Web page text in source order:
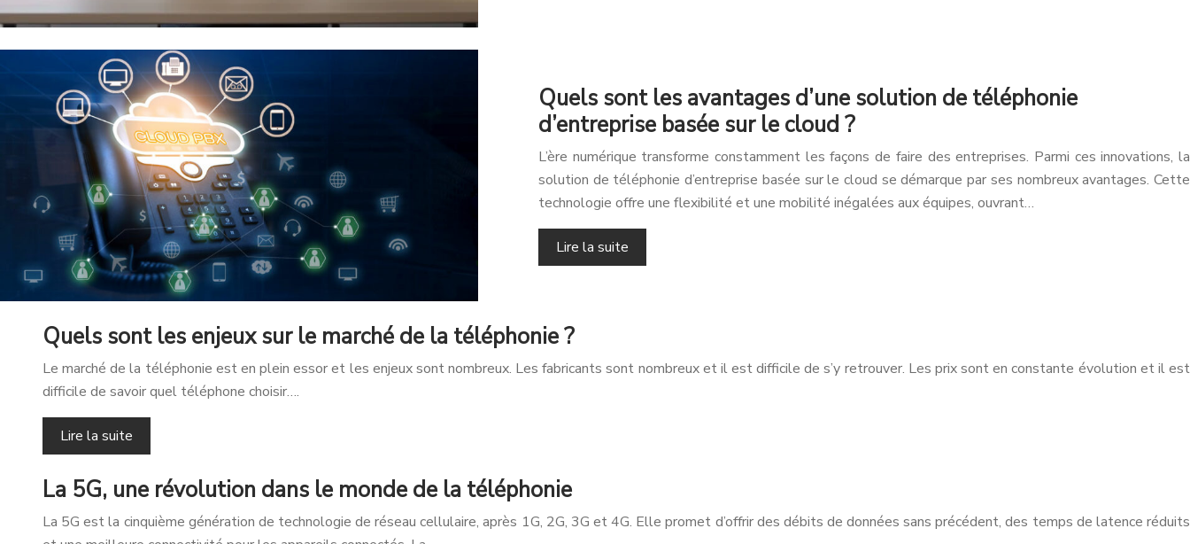
Quels sont les avantages d’une solution de téléphonie
d’entreprise basée sur le cloud ?
L’ère numérique transforme constamment les façons de faire des entreprises. Parmi ces innovations, la
solution de téléphonie d’entreprise basée sur le cloud se démarque par ses nombreux avantages. Cette
technologie offre une flexibilité et une mobilité inégalées aux équipes, ouvrant…
Lire la suite
Quels sont les enjeux sur le marché de la téléphonie ?
Le marché de la téléphonie est en plein essor et les enjeux sont nombreux. Les fabricants sont nombreux et il est difficile de s’y retrouver. Les prix sont en constante évolution et il est
difficile de savoir quel téléphone choisir….
Lire la suite
La 5G, une révolution dans le monde de la téléphonie
La 5G est la cinquième génération de technologie de réseau cellulaire, après 1G, 2G, 3G et 4G. Elle promet d’offrir des débits de données sans précédent, des temps de latence réduits